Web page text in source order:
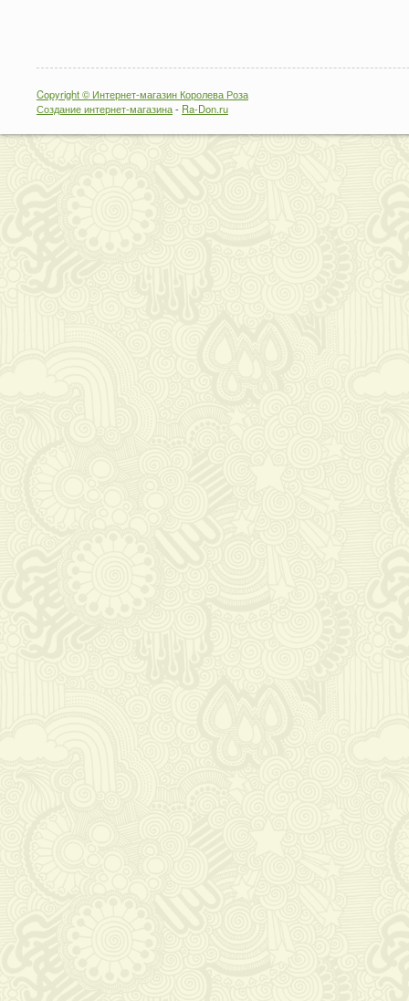
Copyright © Интернет-магазин Королева Роза
Создание интернет-магазина- Ra-Don.ru